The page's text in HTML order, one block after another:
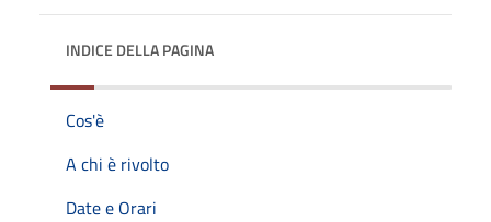
INDICE DELLA PAGINA
Cos'è
A chi è rivolto
Date e Orari